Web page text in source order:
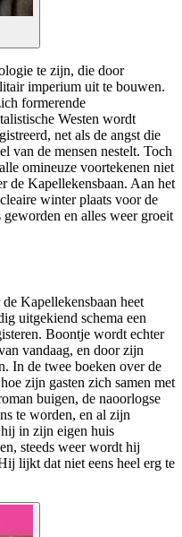
te zijn, die door
imperium uit te bouwen.
formerende
Westen wordt
net als de angst die
van de mensen nestelt. Toch
omineuze voortekenen niet
de Kapellekensbaan. Aan het
winter plaats voor de
en alles weer groeit
Kapellekensbaan heet
uitgekiend schema een
Boontje wordt echter
vandaag, en door zijn
In de twee boeken over de
zijn gasten zich samen met
buigen, de naoorlogse
te worden, en al zijn
in zijn eigen huis
steeds weer wordt hij
lijkt dat niet eens heel erg te